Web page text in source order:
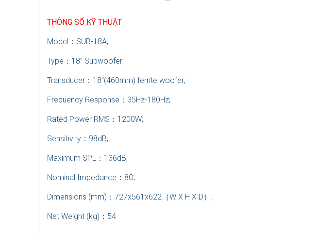
THÔNG SỐ KỸ THUẬT
Model ： SUB-18A;
Type ： 18” Subwoofer;
Transducer ： 18″(460mm) ferrite woofer;
Frequency Response ： 35Hz-180Hz;
Rated Power RMS ： 1200W;
Sensitivity ： 98dB;
Maximum SPL ： 136dB;
Nominal Impedance ： 8Ω;
Dimensions (mm) ： 727x561x622 （W X H X D）;
Net Weight (kg) ： 54